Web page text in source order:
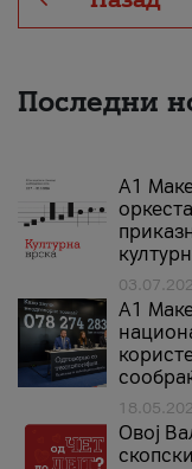
Последни
А1
A1
Овој